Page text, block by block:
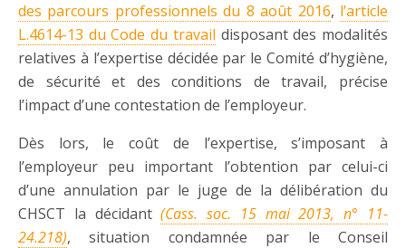
des parcours professionnels du 8 août 2016, l’article
L.4614-13 du Code du travail disposant des modalités
relatives à l’expertise décidée par le Comité d’hygiène,
de sécurité et des conditions de travail, précise
l’impact d’une contestation de l’employeur.
Dès lors, le coût de l’expertise, s’imposant à
l’employeur peu important l’obtention par celui-ci
d’une annulation par le juge de la délibération du
CHSCT la décidant(Cass. soc. 15 mai 2013, n° 11-
24.218), situation condamnée par le Conseil